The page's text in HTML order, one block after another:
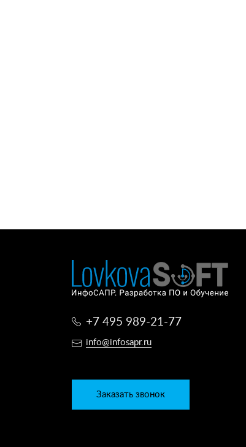
+7 495 989-21-77
info@infosapr.ru
Заказать звонок